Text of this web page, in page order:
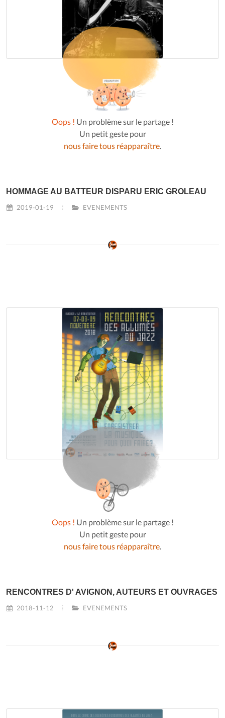
Oops ! Un problème sur le partage !
Un petit geste pour
nous faire tous réapparaître
HOMMAGE AU BATTEUR DISPARU ERIC GROLEAU
2019-01-19 EVENEMENTS
Oops ! Un problème sur le partage !
Un petit geste pour
nous faire tous réapparaître.
RENCONTRES D' AVIGNON, AUTEURS ET OUVRAGES
2018-11-12 EVENEMENTS